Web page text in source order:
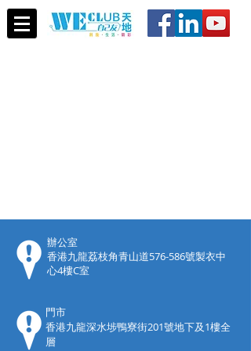
​辦公室
香港九龍荔枝角青山道576-586號製衣中
心4樓C室
門市
香港九龍深水埗鴨寮街201號地下及1樓全
層